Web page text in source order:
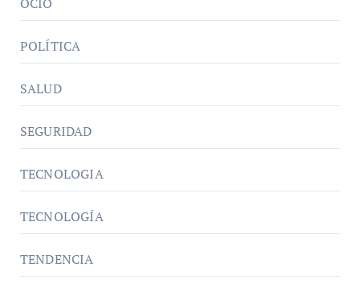
POLÍTICA
SALUD
SEGURIDAD
TECNOLOGIA
TECNOLOGÍA
TENDENCIA